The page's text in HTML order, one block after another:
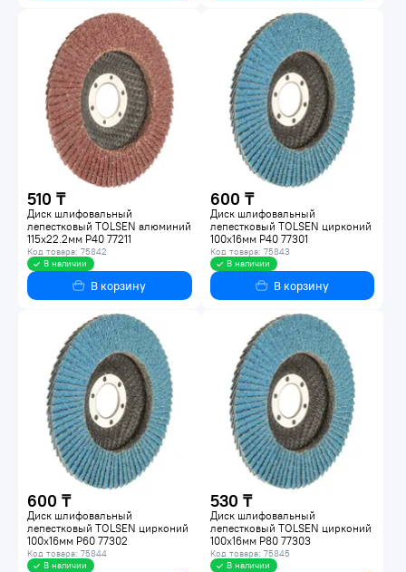
510 ₸
Диск шлифовальный
лепестковый TOLSEN алюминий
115x22.2мм Р40 77211
Код товара: 75842
В наличии
В корзину
600 ₸
Диск шлифовальный
лепестковый TOLSEN цирконий
100x16мм Р40 77301
Код товара: 75843
В наличии
В корзину
600 ₸
Диск шлифовальный
лепестковый TOLSEN цирконий
100x16мм Р60 77302
Код товара: 75844
В наличии
530 ₸
Диск шлифовальный
лепестковый TOLSEN цирконий
100x16мм Р80 77303
Код товара: 75845
В наличии